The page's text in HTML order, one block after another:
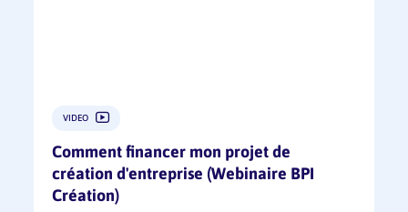
VIDEO
Comment financer mon projet de
création d'entreprise (Webinaire BPI
Création)